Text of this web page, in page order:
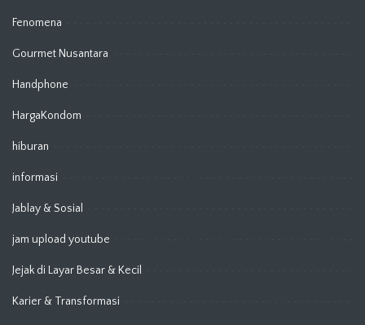
Fenomena
Gourmet Nusantara
Handphone
HargaKondom
hiburan
informasi
Jablay & Sosial
jam upload youtube
Jejak di Layar Besar & Kecil
Karier & Transformasi